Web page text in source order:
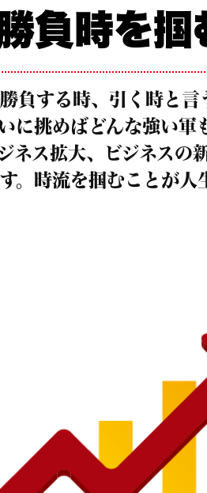
負時を掴
負する時、引く時と言
に挑めばどんな強い軍
ネス拡大、ビジネスの
。時流を掴むことが人